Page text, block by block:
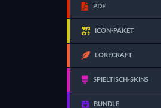
PDF
ICON-PAKET
LORECRAFT
SPIELTISCH-SKINS
BUNDLE